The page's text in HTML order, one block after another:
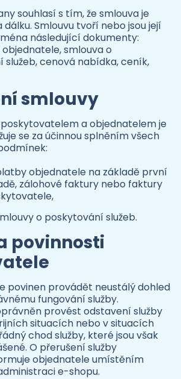
souhlasí s tím, že smlouva je
dálku. Smlouvu tvoří nebo jsou její
následující dokumenty:
smlouva o
služeb, cenová nabídka, ceník,
smlouvy
poskytovatelem a objednatelem je
se za účinnou splněním všech
objednatele na základě první
zálohové faktury nebo faktury
o poskytování služeb.
povinnosti
povinen provádět neustálý dohled
fungování služby.
provést odstavení služby
situacích nebo v situacích
chod služby, které jsou však
O přerušení služby
objednatele umístěním
e-shopu.